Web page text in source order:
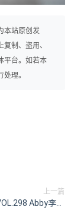
本站原创发
制、盗用、
平台。如若本
理。
上一篇
Abby李雅